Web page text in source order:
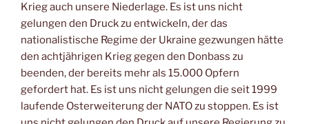
Krieg auch unsere Niederlage. Es ist uns nicht
gelungen den Druck zu entwickeln, der das
nationalistische Regime der Ukraine gezwungen hätte
den achtjährigen Krieg gegen den Donbass zu
beenden, der bereits mehr als 15.000 Opfern
gefordert hat. Es ist uns nicht gelungen die seit 1999
laufende Osterweiterung der NATO zu stoppen. Es ist